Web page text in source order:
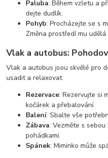
Paluba: Během vzletu a
dejte dudlík.
Pohyb: Procházejte se s
Změna prostředí mu udělá
Vlak a autobus:
Vlak a autobus jsou skvělé pro
usadit a relaxovat.
Rezervace: Rezervujte si
kočárek a přebalování.
Balení: Sbalte vše
Zábava: Vezměte s
pohádkami.
Spánek: Miminko může